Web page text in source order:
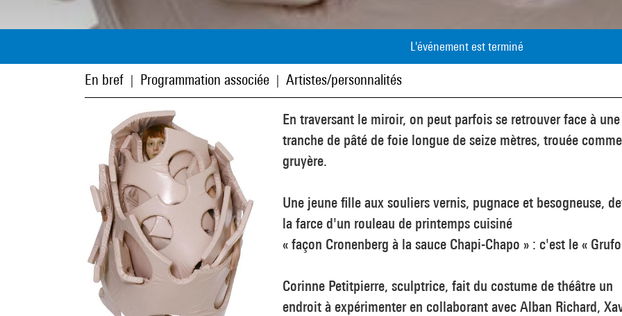
L'événement est terminé
En bref Programmation associée Artistes/personnalités
En traversant le miroir, on peut parfois se retrouver face à une
tranche de pâté de foie longue de seize mètres, trouée
gruyère.
Une jeune fille aux souliers vernis, pugnace et besogneuse,
la farce d'un rouleau de printemps cuisiné
« façon Cronenberg à la sauce Chapi-Chapo » : c'est le «
Corinne Petitpierre, sculptrice, fait du costume de théâtre un
endroit à expérimenter en collaborant avec Alban Richard,